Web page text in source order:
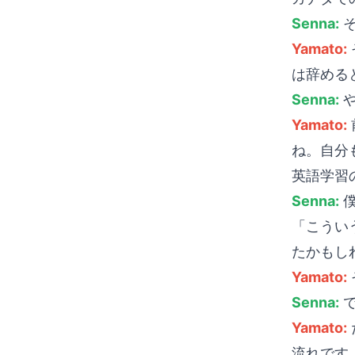
Senna:
Yamato:
は辞める
Senna:
Yamato:
ね。自分
英語学習
Senna:
「こう
たかもし
Yamato:
Senna:
Yamato: